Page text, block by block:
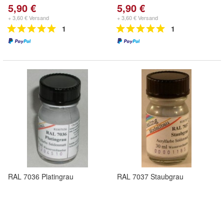
5,90 €
+ 3,60 € Versand
1
5,90 €
+ 3,60 € Versand
1
RAL 7036 Platingrau RAL 7037 Staubgrau